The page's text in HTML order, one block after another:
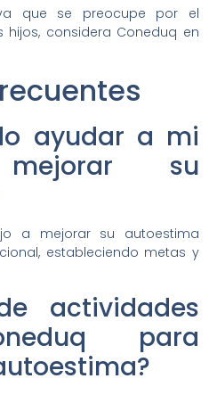
que se preocupe por el
considera Coneduq en
ayudar a mi
su
a mejorar su autoestima
estableciendo metas y
actividades
para